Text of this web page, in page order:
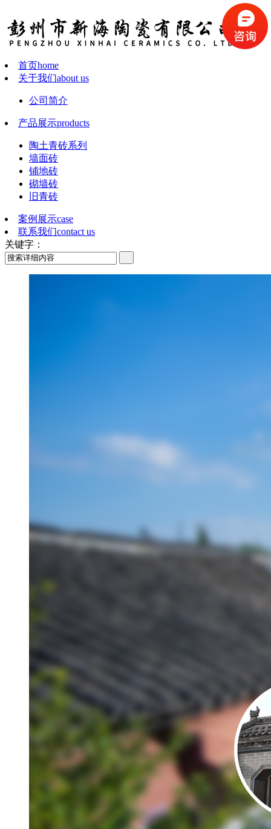
首页home
关于我们about us
公司简介
产品展示products
陶土青砖系列
墙面砖
铺地砖
砌墙砖
旧青砖
案例展示case
联系我们contact us
关键字：